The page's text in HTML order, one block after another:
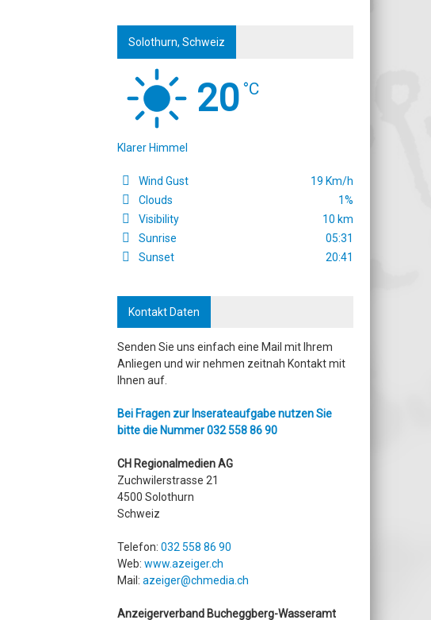
Solothurn, Schweiz
20 °C
Klarer Himmel
Wind Gust
19 Km/h
Clouds
1%
Visibility
10 km
Sunrise
05:31
Sunset
20:41
Kontakt Daten
Senden Sie uns einfach eine Mail mit Ihrem
Anliegen und wir nehmen zeitnah Kontakt mit
Ihnen auf.
Bei Fragen zur Inserateaufgabe nutzen Sie
bitte die Nummer 032 558 86 90
CH Regionalmedien AG
Zuchwilerstrasse 21
4500 Solothurn
Schweiz
Telefon: 032 558 86 90
Web: www.azeiger.ch
Mail: azeiger@chmedia.ch
Anzeigerverband Bucheggberg-Wasseramt